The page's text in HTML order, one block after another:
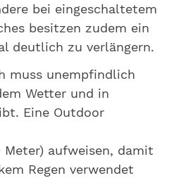
bei eingeschaltetem
besitzen zudem ein
deutlich zu verlängern.
muss unempfindlich
Wetter und in
Eine Outdoor
Meter) aufweisen, damit
Regen verwendet